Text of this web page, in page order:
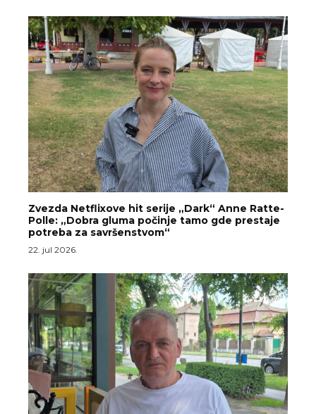
Zvezda Netflixove hit serije „Dark“ Anne Ratte-
Polle: „Dobra gluma počinje tamo gde prestaje
potreba za savršenstvom“
22. jul 2026.